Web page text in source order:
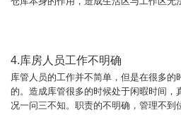
4.库房人员工作不明确
库管人员的工作并不简单，但是在很多的
的。造成库管很多的时候处于闲暇时间，
况一问三不知。职责的不明确，管理不到